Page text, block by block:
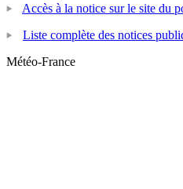
Accès à la notice sur le site du
Liste complète des notices
Météo-France